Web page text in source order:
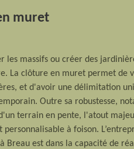
muret
les massifs ou créer des
La clôture en muret permet de
et d'avoir une délimitation
Outre sa robustesse,
terrain en pente, l'atout
personnalisable à foison.
Breau est dans la capacité de